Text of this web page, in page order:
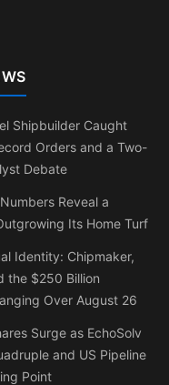
Shipbuilder Caught
Orders and a Two-
Debate
Reveal a
Its Home Turf
Identity: Chipmaker,
the $250 Billion
Over August 26
Surge as EchoSolv
and US Pipeline
Point